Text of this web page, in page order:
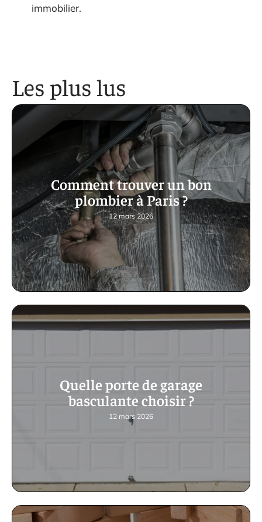
immobilier.
Les plus lus
Comment trouver un bon
plombier à Paris ?
12 mars 2026
Quelle porte de garage
basculante choisir ?
12 mars 2026